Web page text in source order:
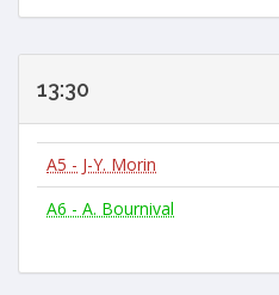
13:30
A5 - J-Y. Morin
A6 - A. Bournival